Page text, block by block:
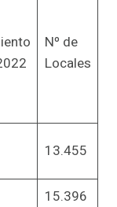
Nº de
Locales
13.455
15.396